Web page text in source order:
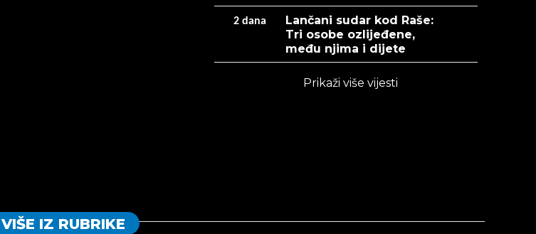
2 dana
Lančani sudar kod Raše:
Tri osobe ozlijeđene,
među njima i dijete
Prikaži više vijesti
VIŠE IZ RUBRIKE